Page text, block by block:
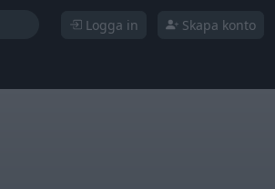
Logga in Skapa konto